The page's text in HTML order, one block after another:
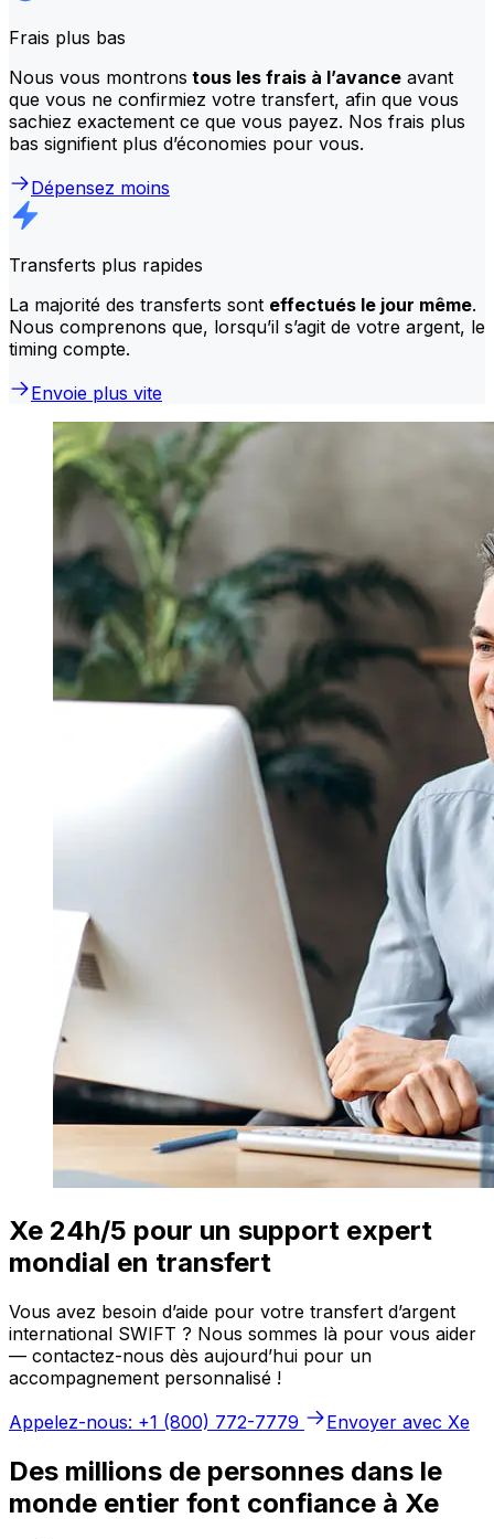
Frais plus bas
Nous vous montrons tous les frais à l’avance avant
que vous ne confirmiez votre transfert, afin que vous
sachiez exactement ce que vous payez. Nos frais plus
bas signifient plus d’économies pour vous.
Dépensez moins
Transferts plus rapides
La majorité des transferts sont effectués le jour même.
Nous comprenons que, lorsqu’il s’agit de votre argent, le
timing compte.
Envoie plus vite
Xe 24h/5 pour un support expert
mondial en transfert
Vous avez besoin d’aide pour votre transfert d’argent
international SWIFT ? Nous sommes là pour vous aider
— contactez-nous dès aujourd’hui pour un
accompagnement personnalisé !
Appelez-nous: +1 (800) 772-7779
Envoyer avec Xe
Des millions de personnes dans le
monde entier font confiance à Xe